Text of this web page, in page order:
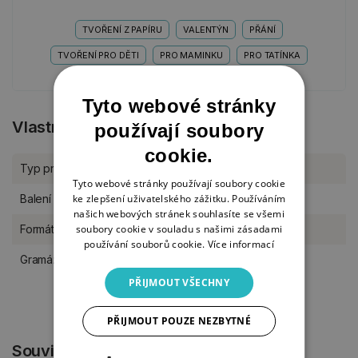
TVOŘENÍ Z PAPÍRU VALENTÝN PŘÁNÍ
TVOŘENÍ PRO DĚTI PRO MAMINKU PRO TATÍNKA
Vlastnosti produktu
Typ produktu
Balení sada
Formát A6
Gramáž
Související produkty
Tyto webové stránky
používají soubory
cookie.
Tyto webové stránky používají soubory cookie
ke zlepšení uživatelského zážitku. Používáním
našich webových stránek souhlasíte se všemi
soubory cookie v souladu s našimi zásadami
používání souborů cookie. Více informací
PŘIJMOUT VŠECHNY
PŘIJMOUT POUZE NEZBYTNÉ